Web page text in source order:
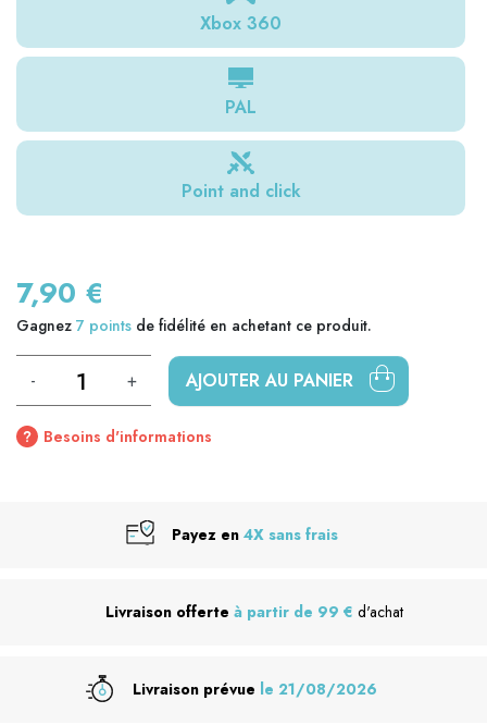
Xbox 360
PAL
Point and click
7,90 €
Gagnez 7 points de fidélité en achetant ce produit.
- + AJOUTER AU PANIER
Besoins d'informations
Payez en 4X sans frais
Livraison offerte à partir de 99 € d'achat
Livraison prévue le 21/08/2026